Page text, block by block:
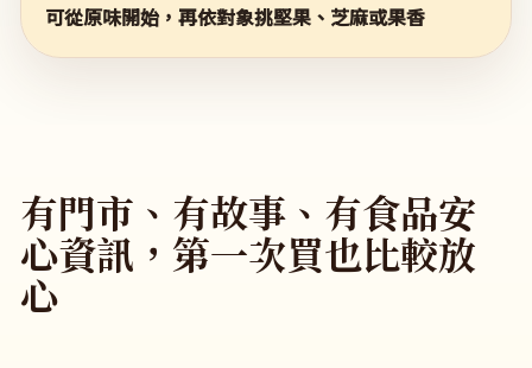
可從原味開始，再依對象挑堅果、芝麻或果香
有門市、有故事、有食品安
心資訊，第一次買也比較放
心